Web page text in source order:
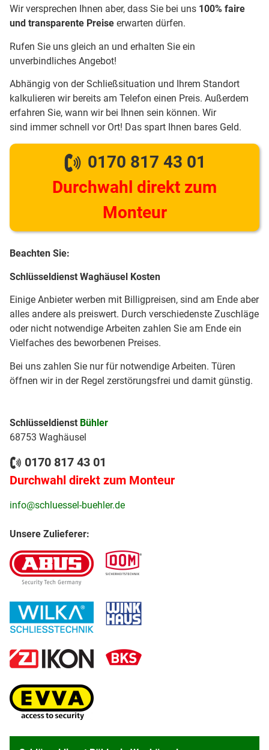
Wir versprechen Ihnen aber, dass Sie bei uns 100% faire
und transparente Preise erwarten dürfen.
Rufen Sie uns gleich an und erhalten Sie ein
unverbindliches Angebot!
Abhängig von der Schließsituation und Ihrem Standort
kalkulieren wir bereits am Telefon einen Preis. Außerdem
erfahren Sie, wann wir bei Ihnen sein können. Wir
sind immer schnell vor Ort! Das spart Ihnen bares Geld.
0170 817 43 01
Durchwahl direkt zum
Monteur
Beachten Sie:
Schlüsseldienst Waghäusel Kosten
Einige Anbieter werben mit Billigpreisen, sind am Ende aber
alles andere als preiswert. Durch verschiedenste Zuschläge
oder nicht notwendige Arbeiten zahlen Sie am Ende ein
Vielfaches des beworbenen Preises.
Bei uns zahlen Sie nur für notwendige Arbeiten. Türen
öffnen wir in der Regel zerstörungsfrei und damit günstig.
Schlüsseldienst Bühler
68753 Waghäusel
0170 817 43 01
Durchwahl direkt zum Monteur
info@schluessel-buehler.de
Unsere Zulieferer: